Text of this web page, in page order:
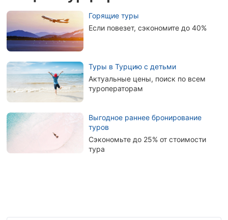
Горящие туры
Если повезет, сэкономите до 40%
Туры в Турцию с детьми
Актуальные цены, поиск по всем
туроператорам
Выгодное раннее бронирование
туров
Сэкономьте до 25% от стоимости
тура